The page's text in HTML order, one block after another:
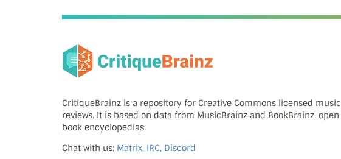
CritiqueBrainz is a repository for Creative Commons licensed
reviews. It is based on data from MusicBrainz and BookBrainz,
book encyclopedias.
Chat with us: Matrix, IRC, Discord